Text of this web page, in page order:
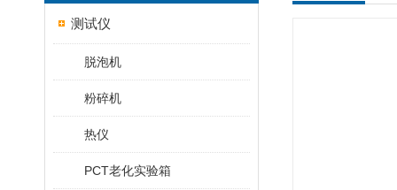
测试仪
脱泡机
粉碎机
热仪
PCT老化实验箱